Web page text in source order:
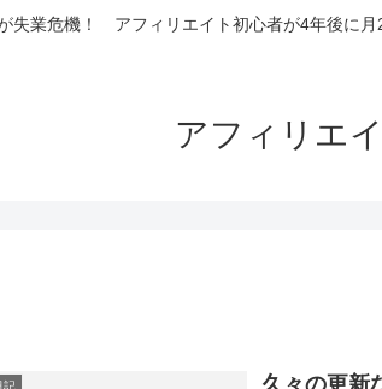
失業危機！ アフィリエイト初心者が4年後に
アフィリエ
記 久々の更新